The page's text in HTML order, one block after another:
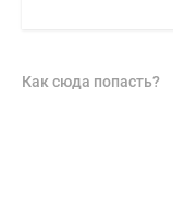
Как сюда попасть?